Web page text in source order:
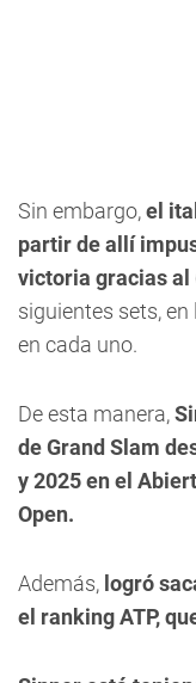
Sin embargo,el
partir de allí
victoria gracias al
siguientes sets,
en cada uno.
De esta manera,
de Grand Slam
y 2025 en el
Open.
Además, logró
el ranking ATP,